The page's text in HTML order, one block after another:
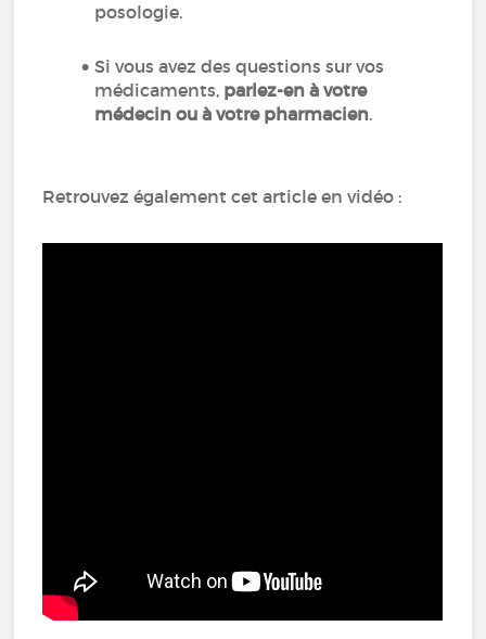
posologie.
Si vous avez des questions sur vos
médicaments, parlez-en à votre
médecin ou à votre pharmacien.
Retrouvez également cet article en vidéo :